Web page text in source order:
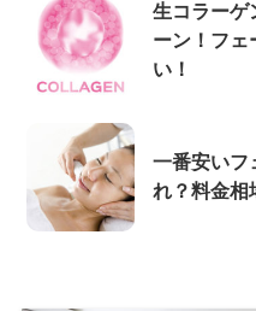
生コラーゲ
ーン！フェ
い！
一番安いフ
れ？料金相